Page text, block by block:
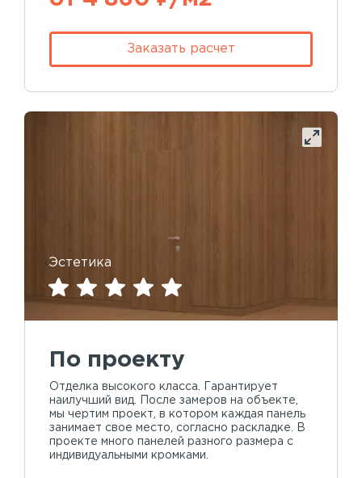
Заказать расчет
Эстетика
По проекту
Отделка высокого класса. Гарантирует
наилучший вид. После замеров на объекте,
мы чертим проект, в котором каждая панель
занимает свое место, согласно раскладке. В
проекте много панелей разного размера с
индивидуальными кромками.